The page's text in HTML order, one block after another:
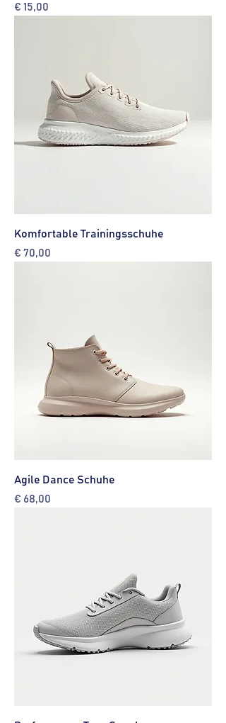
Preis
€ 15,00
Komfortable Trainingsschuhe
Preis
€ 70,00
Agile Dance Schuhe
Preis
€ 68,00